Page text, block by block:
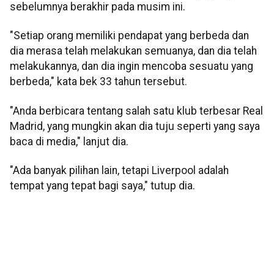
sebelumnya berakhir pada musim ini.
"Setiap orang memiliki pendapat yang berbeda dan
dia merasa telah melakukan semuanya, dan dia telah
melakukannya, dan dia ingin mencoba sesuatu yang
berbeda," kata bek 33 tahun tersebut.
"Anda berbicara tentang salah satu klub terbesar Real
Madrid, yang mungkin akan dia tuju seperti yang saya
baca di media," lanjut dia.
"Ada banyak pilihan lain, tetapi Liverpool adalah
tempat yang tepat bagi saya," tutup dia.